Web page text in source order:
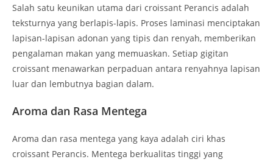
Salah satu keunikan utama dari croissant Perancis adalah
teksturnya yang berlapis-lapis. Proses laminasi menciptakan
lapisan-lapisan adonan yang tipis dan renyah, memberikan
pengalaman makan yang memuaskan. Setiap gigitan
croissant menawarkan perpaduan antara renyahnya lapisan
luar dan lembutnya bagian dalam.
Aroma dan Rasa Mentega
Aroma dan rasa mentega yang kaya adalah ciri khas
croissant Perancis. Mentega berkualitas tinggi yang